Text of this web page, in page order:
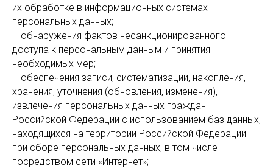
их обработке в информационных системах
персональных данных;
– обнаружения фактов несанкционированного
доступа к персональным данным и принятия
необходимых мер;
– обеспечения записи, систематизации, накопления,
хранения, уточнения (обновления, изменения),
извлечения персональных данных граждан
Российской Федерации с использованием баз данных,
находящихся на территории Российской Федерации
при сборе персональных данных, в том числе
посредством сети «Интернет»;